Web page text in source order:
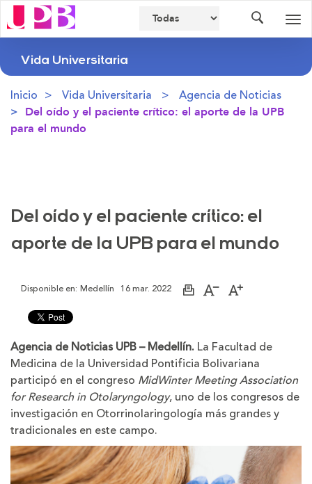
Vida Universitaria
Inicio Vida Universitaria Agencia de Noticias
Del oído y el paciente crítico: el aporte de la UPB
para el mundo
Del oído y el paciente crítico: el
aporte de la UPB para el mundo
Disponible en: Medellín 16 mar. 2022
ImprimirAumentar
letra
Disminuir
letra
Agencia de Noticias UPB – Medellín. La Facultad de
Medicina de la Universidad Pontificia Bolivariana
participó en el congreso MidWinter Meeting Association
for Research in Otolaryngology, uno de los congresos de
investigación en Otorrinolaringología más grandes y
tradicionales en este campo.